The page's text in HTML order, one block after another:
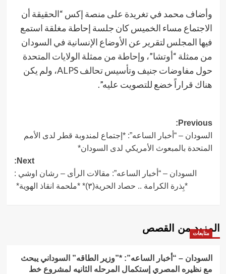
وأضاف محمد في تغريدة على منصة إكس “الحقيقة أن
الاجتماع مساء الخميس كان جلسة إحاطة مغلقة استمع
فيها المجلس لتقرير عن الأوضاع الإنسانية في السودان
من ممثلة “أوتشا”، وإحاطة من ممثلة الولايات المتحدة
حول مفاوضات جنيف وتأسيس تحالف ALPS، ولم يكن
هناك قراراً خضع للتصويت عليه”.
Post
navigation
Previous:
السودان – “أخبار الساعه”: *إجتماع لمندوبة قطر لدى الأمم
المتحدة بالمبعوث الأمريكي لدى السودان*
Next:
السودان – “أخبار الساعه”: مقالات الرأى – رشان اوشي :
*بِذرة الكرامة .. حصاد الحرية(٣)* *ملحمة انقاذ الهوية*
المزيد من القصص
متابعات
السودان – “أخبار الساعه”: *”وزير الطاقه” السوداني يبحث
مع نظيره المصري إستكمال المرحله الثانيه لمشروع خط